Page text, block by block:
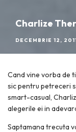
Charlize
DECEMBRIE 12,
Cand vine vorba de
sic pentru petreceri
smart-casual,
alegerile ei in
Saptamana trecuta